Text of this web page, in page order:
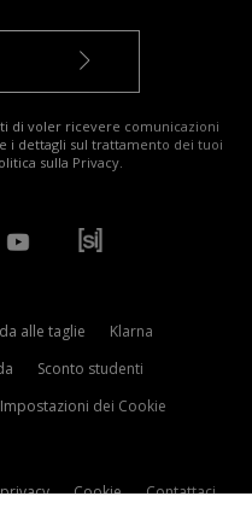
di voler ricevere comunicazioni
i dettagli sul trattamento dei tuoi
sulla Privacy.
alle taglie
Klarna
Sconto studenti
Impostazioni dei Cookie
Cookie
Contattaci